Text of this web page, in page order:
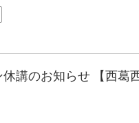
休講のお知らせ 【西葛